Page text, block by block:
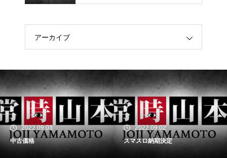
アーカイブ
2022.09.03
中古価格
2022.09.02
スマスロ納期決定